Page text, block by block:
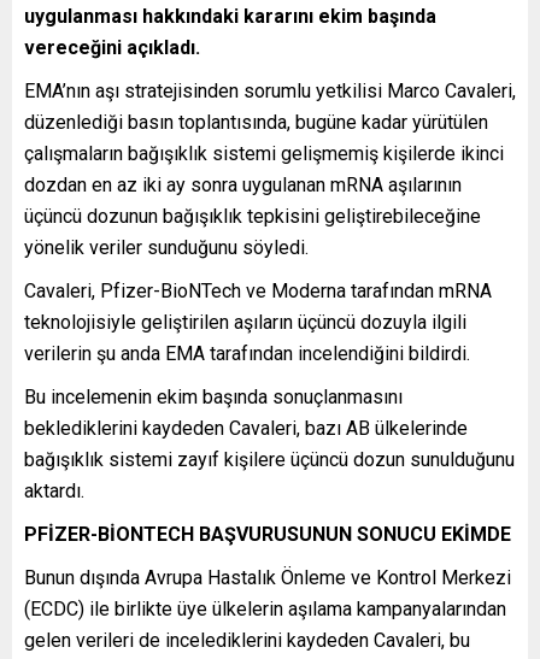
uygulanması hakkındaki kararını ekim başında
vereceğini açıkladı.
EMA’nın aşı stratejisinden sorumlu yetkilisi Marco Cavaleri,
düzenlediği basın toplantısında, bugüne kadar yürütülen
çalışmaların bağışıklık sistemi gelişmemiş kişilerde ikinci
dozdan en az iki ay sonra uygulanan mRNA aşılarının
üçüncü dozunun bağışıklık tepkisini geliştirebileceğine
yönelik veriler sunduğunu söyledi.
Cavaleri, Pfizer-BioNTech ve Moderna tarafından mRNA
teknolojisiyle geliştirilen aşıların üçüncü dozuyla ilgili
verilerin şu anda EMA tarafından incelendiğini bildirdi.
Bu incelemenin ekim başında sonuçlanmasını
beklediklerini kaydeden Cavaleri, bazı AB ülkelerinde
bağışıklık sistemi zayıf kişilere üçüncü dozun sunulduğunu
aktardı.
PFİZER-BİONTECH BAŞVURUSUNUN SONUCU EKİMDE
Bunun dışında Avrupa Hastalık Önleme ve Kontrol Merkezi
(ECDC) ile birlikte üye ülkelerin aşılama kampanyalarından
gelen verileri de incelediklerini kaydeden Cavaleri, bu